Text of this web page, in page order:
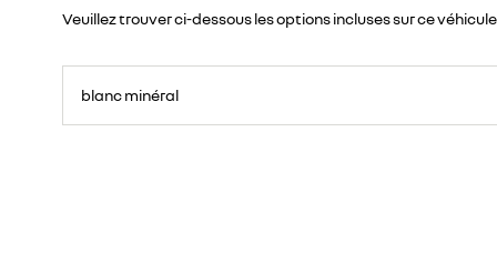
Veuillez trouver ci-dessous les options incluses sur ce véhicule
blanc minéral